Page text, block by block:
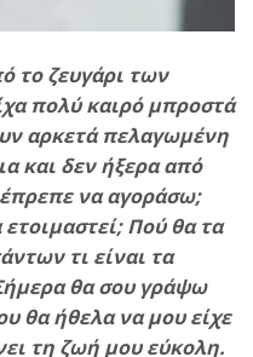
το ζευγάρι των
πολύ καιρό μπροστά
αρκετά πελαγωμένη
και δεν ήξερα από
να αγοράσω;
Πού θα τα
τι είναι τα
θα σου γράψω
θα ήθελα να μου είχε
τη ζωή μου εύκολη.